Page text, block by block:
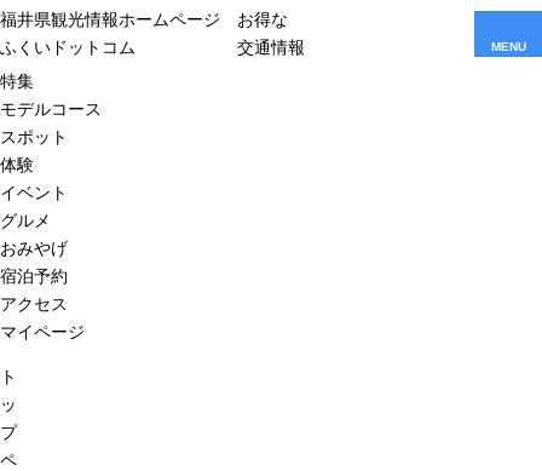
福井県観光情報ホームページ
ふくいドットコム
お得な
交通情報
MENU
特集
モデルコース
スポット
体験
イベント
グルメ
おみやげ
宿泊予約
アクセス
マイページ
ト
ッ
プ
ペ